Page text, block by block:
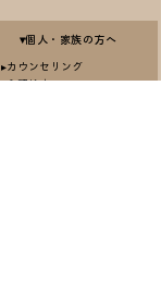
▾個人・家族の方へ
▸カウンセリング
​▸心理検査